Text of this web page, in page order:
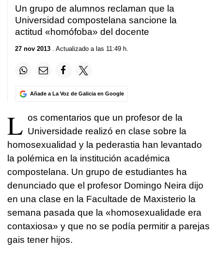
Un grupo de alumnos reclaman que la
Universidad compostelana sancione la
actitud «homófoba» del docente
27 nov 2013 . Actualizado a las 11:49 h.
Añade a La Voz de Galicia en Google
L os comentarios que un profesor de la
Universidade realizó en clase sobre la
homosexualidad y la pederastia han levantado
la polémica en la institución académica
compostelana. Un grupo de estudiantes ha
denunciado que el profesor Domingo Neira dijo
en una clase en la Facultade de Maxisterio la
semana pasada que la «homosexualidade era
contaxiosa» y que no se podía permitir a parejas
gais tener hijos.